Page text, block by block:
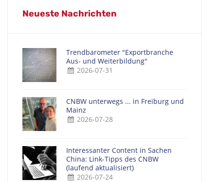
Neueste Nachrichten
Trendbarometer "Exportbranche
Aus- und Weiterbildung"
2026-07-31
CNBW unterwegs ... in Freiburg und
Mainz
2026-07-28
Interessanter Content in Sachen
China: Link-Tipps des CNBW
(laufend aktualisiert)
2026-07-24